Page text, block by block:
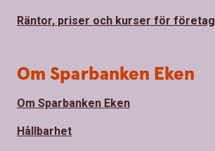
Räntor, priser och kurser för företag
Om Sparbanken Eken
Om Sparbanken Eken
Hållbarhet